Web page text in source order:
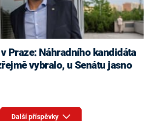
Praze: Náhradního kandidáta
vybralo, u Senátu jasno
Další příspěvky